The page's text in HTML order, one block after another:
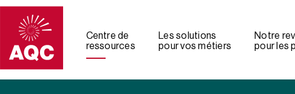
Panneau de gestion des cookies
Centre de
ressources
Les solutions
pour vos métiers
Notre
pour les